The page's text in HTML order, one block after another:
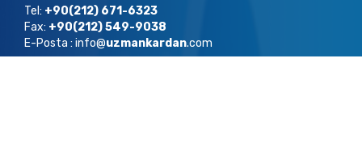
Tel: +90(212) 671-6323
Fax: +90(212) 549-9038
E-Posta : info@uzmankardan.com